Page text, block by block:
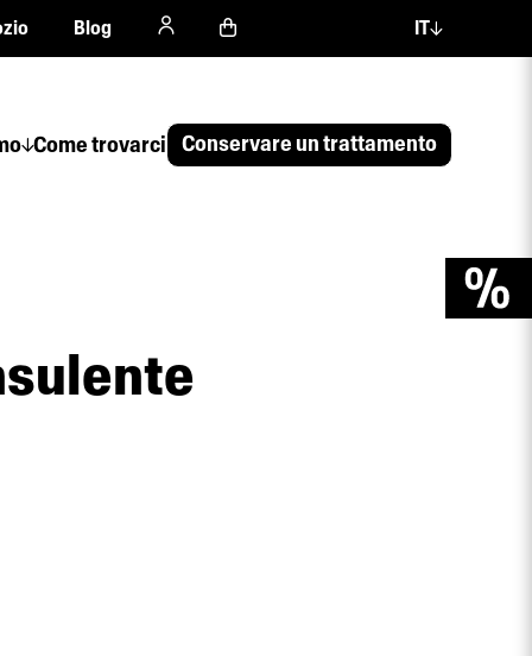
Come trovarci Conservare un trattamento
Blog IT